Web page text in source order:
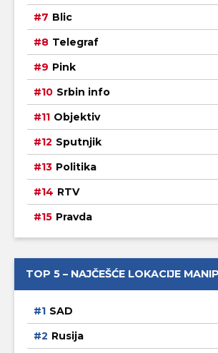
Blic
Telegraf
Pink
Srbin info
Objektiv
Sputnjik
Politika
RTV
Pravda
TOP 5 – NAJČEŠĆE LOKACIJE
SAD
Rusija